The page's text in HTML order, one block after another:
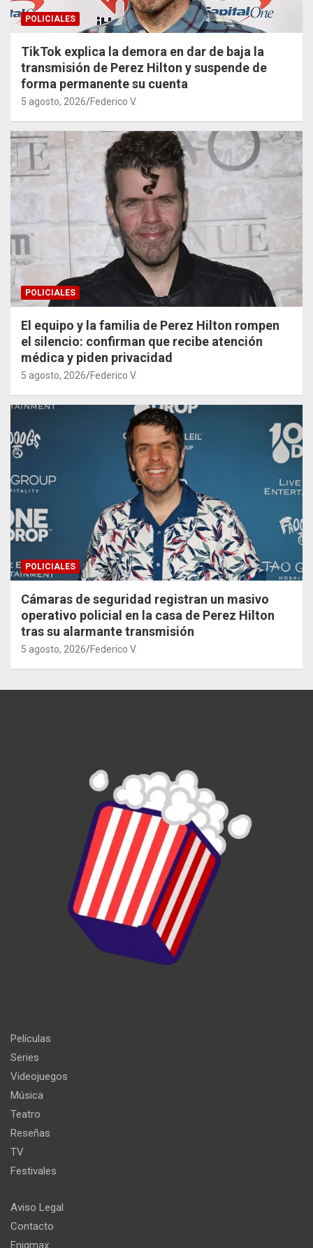
POLICIALES
TikTok explica la demora en dar de baja la
transmisión de Perez Hilton y suspende de
forma permanente su cuenta
5 agosto, 2026 Federico V.
POLICIALES
El equipo y la familia de Perez Hilton rompen
el silencio: confirman que recibe atención
médica y piden privacidad
5 agosto, 2026 Federico V.
POLICIALES
Cámaras de seguridad registran un masivo
operativo policial en la casa de Perez Hilton
tras su alarmante transmisión
5 agosto, 2026 Federico V.
Películas
Series
Videojuegos
Música
Teatro
Reseñas
TV
Festivales
Aviso Legal
Contacto
Enigmax